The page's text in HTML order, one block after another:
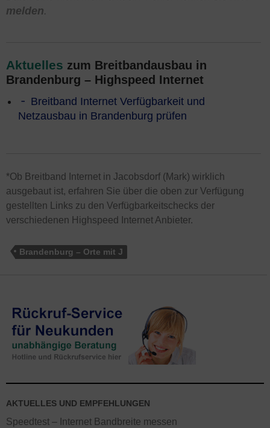
melden.
Aktuelles zum Breitbandausbau in
Brandenburg – Highspeed Internet
Breitband Internet Verfügbarkeit und
Netzausbau in Brandenburg prüfen
*Ob Breitband Internet in Jacobsdorf (Mark) wirklich
ausgebaut ist, erfahren Sie über die oben zur Verfügung
gestellten Links zu den Verfügbarkeitschecks der
verschiedenen Highspeed Internet Anbieter.
Brandenburg – Orte mit J
AKTUELLES UND EMPFEHLUNGEN
Speedtest – Internet Bandbreite messen